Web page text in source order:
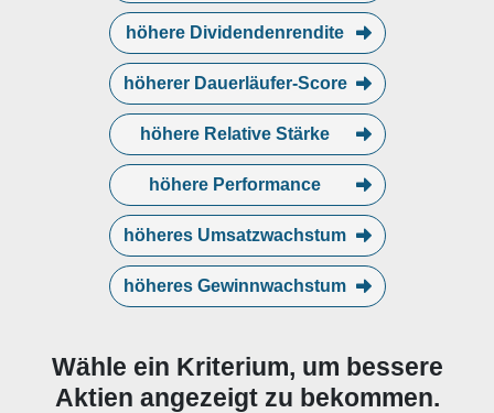
höhere Dividendenrendite
höherer Dauerläufer-Score
höhere Relative Stärke
höhere Performance
höheres Umsatzwachstum
höheres Gewinnwachstum
Wähle ein Kriterium, um bessere
Aktien angezeigt zu bekommen.